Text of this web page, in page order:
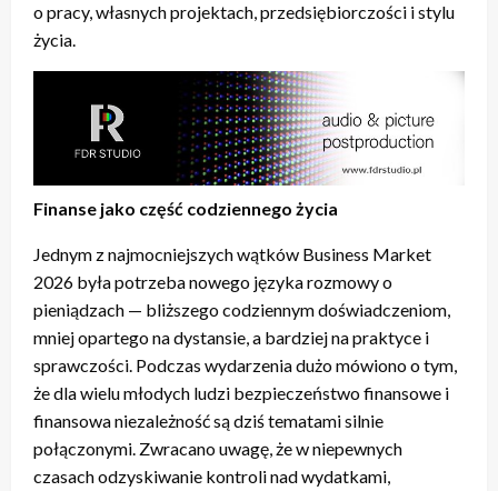
o pracy, własnych projektach, przedsiębiorczości i stylu
życia.
Finanse jako część codziennego życia
Jednym z najmocniejszych wątków Business Market
2026 była potrzeba nowego języka rozmowy o
pieniądzach — bliższego codziennym doświadczeniom,
mniej opartego na dystansie, a bardziej na praktyce i
sprawczości. Podczas wydarzenia dużo mówiono o tym,
że dla wielu młodych ludzi bezpieczeństwo finansowe i
finansowa niezależność są dziś tematami silnie
połączonymi. Zwracano uwagę, że w niepewnych
czasach odzyskiwanie kontroli nad wydatkami,